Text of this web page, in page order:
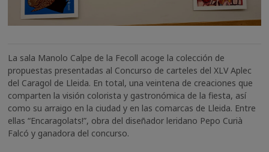
La sala Manolo Calpe de la Fecoll acoge la colección de
propuestas presentadas al Concurso de carteles del XLV Aplec
del Caragol de Lleida. En total, una veintena de creaciones que
comparten la visión colorista y gastronómica de la fiesta, así
como su arraigo en la ciudad y en las comarcas de Lleida. Entre
ellas “Encaragolats!”, obra del diseñador leridano Pepo Curià
Falcó y ganadora del concurso.